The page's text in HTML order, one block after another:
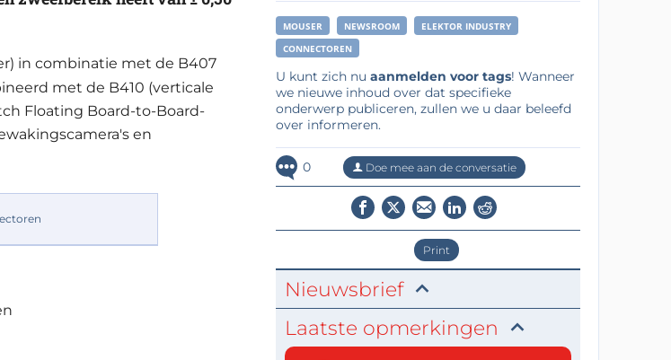
in combinatie met de B407
met de B410 (verticale
Floating Board-to-Board-
en
MOUSER NEWSROOM
ELEKTOR INDUSTRY
CONNECTOREN
U kunt zich nu aanmelden voor tags! Wanneer
we nieuwe inhoud over dat specifieke
onderwerp publiceren, zullen we u daar beleefd
over informeren.
0 Doe mee aan de conversatie
Print
Nieuwsbrief
Laatste opmerkingen